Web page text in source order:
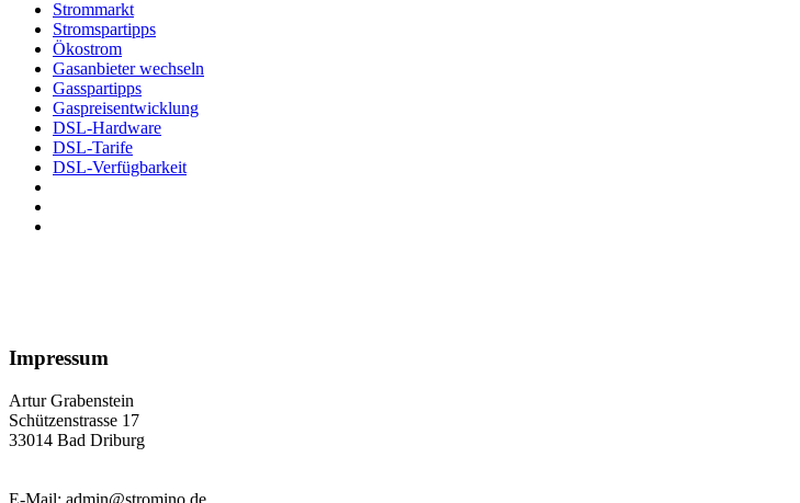
Strommarkt
Stromspartipps
Ökostrom
Gasanbieter wechseln
Gasspartipps
Gaspreisentwicklung
DSL-Hardware
DSL-Tarife
DSL-Verfügbarkeit
Impressum
Artur Grabenstein
Schützenstrasse 17
33014 Bad Driburg